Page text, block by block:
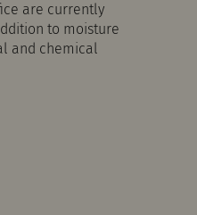
are currently
to moisture
and chemical